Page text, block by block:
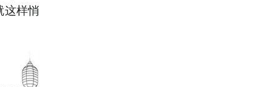
这样悄